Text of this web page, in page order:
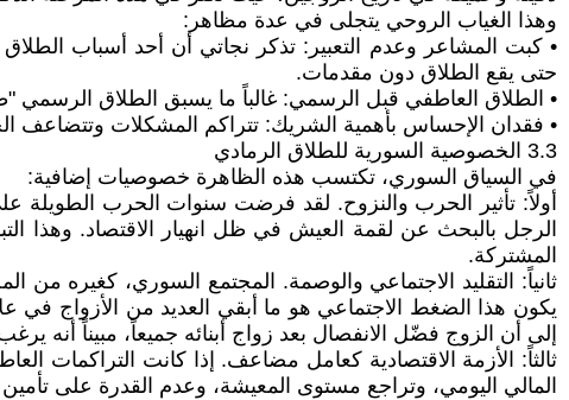
وهذا الغياب الروحي يتجلى في عدة مظاهر:
• كبت المشاعر وعدم التعبير: تذكر نجاتي أن أحد أسباب
حتى يقع الطلاق دون مقدمات.
• الطلاق العاطفي قبل الرسمي: غالباً ما يسبق الطلاق
• فقدان الإحساس بأهمية الشريك: تتراكم المشكلات وتتضاعف
3.3 الخصوصية السورية للطلاق الرمادي
في السياق السوري، تكتسب هذه الظاهرة خصوصيات إضافية:
أولاً: تأثير الحرب والنزوح. لقد فرضت سنوات الحرب الطويلة
الرجل بالبحث عن لقمة العيش في ظل انهيار الاقتصاد. وهذا
المشتركة.
ثانياً: التقليد الاجتماعي والوصمة. المجتمع السوري،
يكون هذا الضغط الاجتماعي هو ما أبقي العديد من الأزواج في
إلى أن الزوج فضّل الانفصال بعد زواج أبنائه جميعاً، مبيناً أنه
ثالثاً: الأزمة الاقتصادية كعامل مضاعف. إذا كانت التراكمات
المالي اليومي، وتراجع مستوى المعيشة، وعدم القدرة على